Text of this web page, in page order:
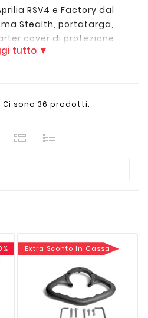
RSV4 e Factory dal
Stealth, portatarga,
cover di protezione
i migliori accessori
tutto ▼
Ci sono 36 prodotti.
Extra Sconto In Cassa